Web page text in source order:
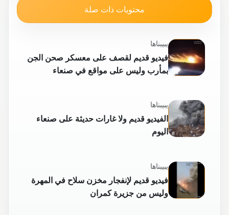
محتويات ذات صلة
يبيبناها
فيديو قديم لقصف على معسكر صحن الجن
بمأرب وليس على مواقع في صنعاء
يبيبناها
الفيديو قديم ولا غارات حديثة على صنعاء
اليوم
يبيبناها
فيديو قديم لإنفجار مخزن سلاح في المهرة
وليس من جزيرة كمران